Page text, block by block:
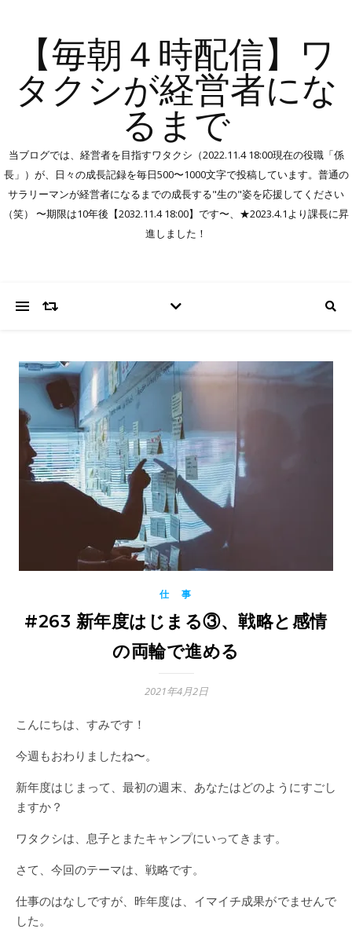
【毎朝４時配信】ワ
タクシが経営者にな
るまで
当ブログでは、経営者を目指すワタクシ（2022.11.4 18:00現在の役職「係
長」）が、日々の成長記録を毎日500〜1000文字で投稿しています。普通の
サラリーマンが経営者になるまでの成長する"生の"姿を応援してください
（笑） 〜期限は10年後【2032.11.4 18:00】です〜、★2023.4.1より課長に昇
進しました！
仕 事
#263 新年度はじまる③、戦略と感情
の両輪で進める
2021年4月2日
こんにちは、すみです！
今週もおわりましたね〜。
新年度はじまって、最初の週末、あなたはどのようにすごし
ますか？
ワタクシは、息子とまたキャンプにいってきます。
さて、今回のテーマは、戦略です。
仕事のはなしですが、昨年度は、イマイチ成果がでませんで
した。